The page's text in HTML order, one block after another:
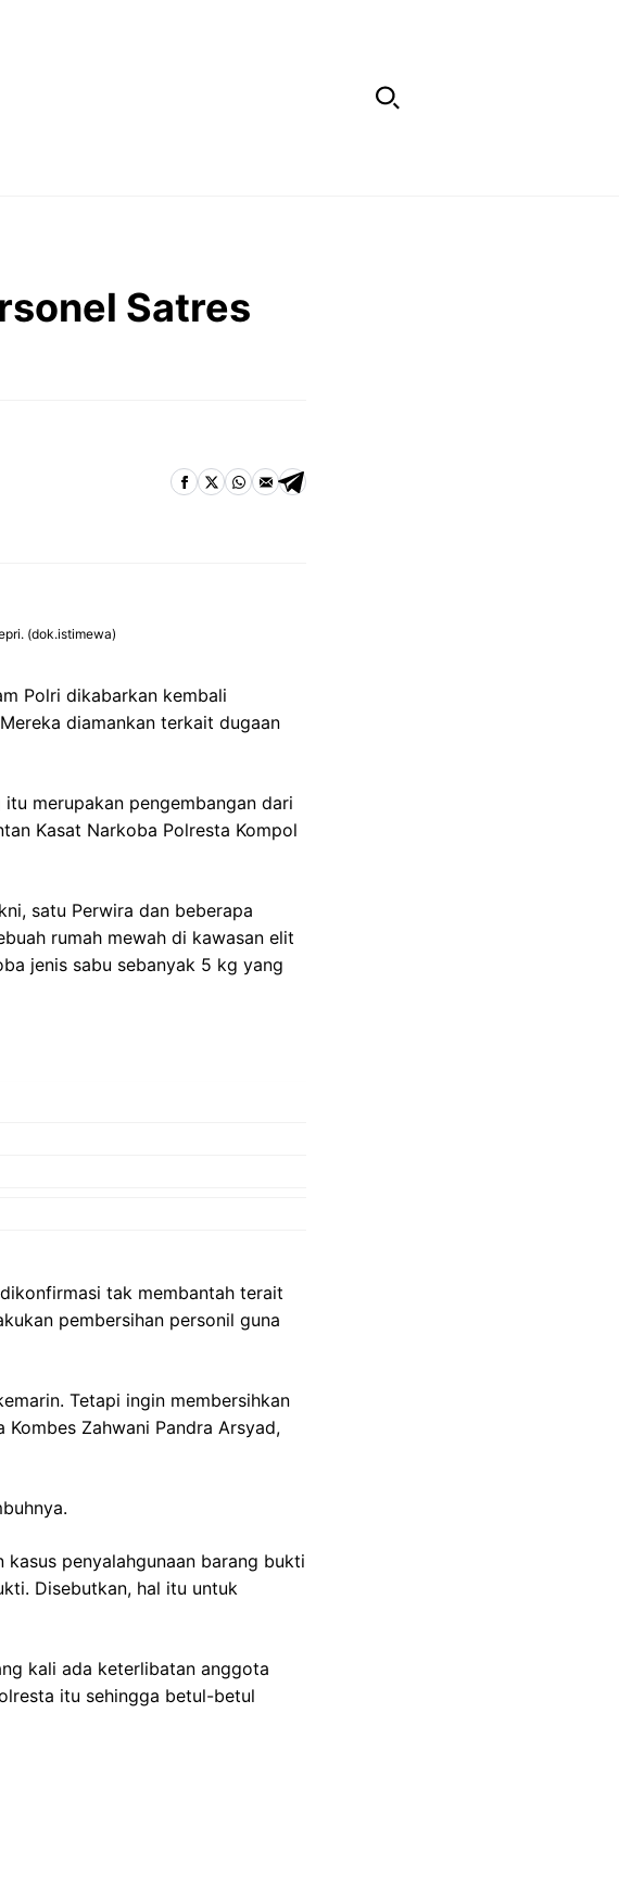
Satres
(dok.istimewa)
Polri dikabarkan kembali
diamankan terkait dugaan
merupakan pengembangan dari
Kasat Narkoba Polresta Kompol
satu Perwira dan beberapa
rumah mewah di kawasan elit
jenis sabu sebanyak 5 kg yang
tak membantah terait
pembersihan personil guna
Tetapi ingin membersihkan
Zahwani Pandra Arsyad,
kasus penyalahgunaan barang bukti
Disebutkan, hal itu untuk
kali ada keterlibatan anggota
itu sehingga betul-betul